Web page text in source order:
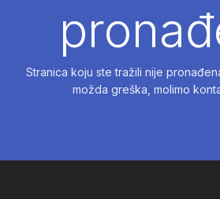
Stranica koju ste tražili nije
možda greška, molimo